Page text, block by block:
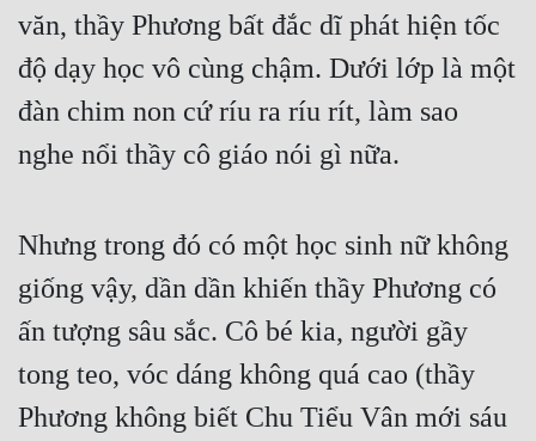
văn, thầy Phương bất đắc dĩ phát hiện tốc
độ dạy học vô cùng chậm. Dưới lớp là một
đàn chim non cứ ríu ra ríu rít, làm sao
nghe nổi thầy cô giáo nói gì nữa.
Nhưng trong đó có một học sinh nữ không
giống vậy, dần dần khiến thầy Phương có
ấn tượng sâu sắc. Cô bé kia, người gầy
tong teo, vóc dáng không quá cao (thầy
Phương không biết Chu Tiểu Vân mới sáu